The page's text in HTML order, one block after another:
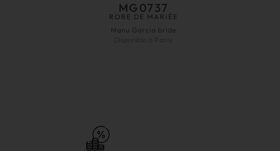
MG0737
ROBE DE MARIÉE
Manu Garcia bride
Disponible à Paris